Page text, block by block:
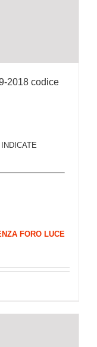
2018 codice
FORO LUCE